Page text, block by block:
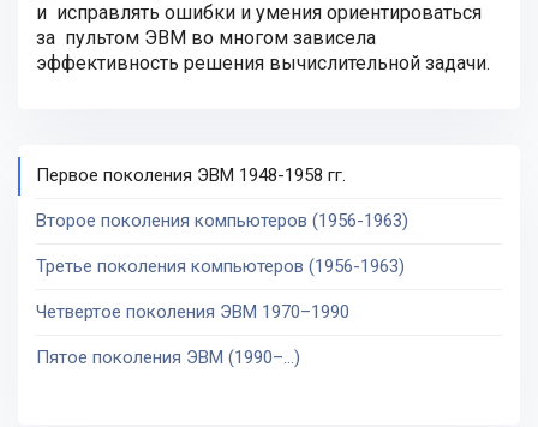
и исправлять ошибки и умения ориентироваться
за пультом ЭВМ во многом зависела
эффективность решения вычислительной задачи.
Первое поколения ЭВМ 1948-1958 гг.
Второе поколения компьютеров (1956-1963)
Третье поколения компьютеров (1956-1963)
Четвертое поколения ЭВМ 1970–1990
Пятое поколения ЭВМ (1990–…)